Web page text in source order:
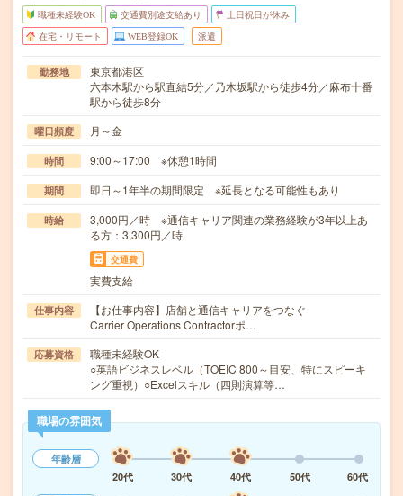
職種未経験OK 交通費別途支給あり 土日祝日が休み
在宅・リモート WEB登録OK 派遣
勤務地
東京都港区
六本木駅から駅直結5分／乃木坂駅から徒歩4分／麻布十番
駅から徒歩8分
曜日頻度 月～金
時間 9:00～17:00 ※休憩1時間
期間 即日～1年半の期間限定 ※延長となる可能性もあり
時給
3,000円／時 ※通信キャリア関連の業務経験が3年以上あ
る方：3,300円／時
交通費
実費支給
仕事内容
【お仕事内容】店舗と通信キャリアをつなぐ
Carrier Operations Contractorポ…
応募資格
職種未経験OK
○英語ビジネスレベル（TOEIC 800～目安、特にスピーキ
ング重視）○Excelスキル（四則演算等…
職場の雰囲気
年齢層
20代
30代 40代 50代
60代